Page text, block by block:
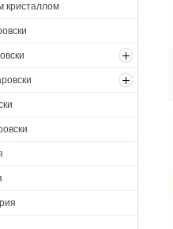
кристаллом